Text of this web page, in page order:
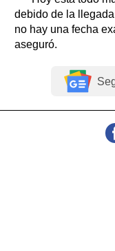
debido de la
no hay una fecha
aseguró.